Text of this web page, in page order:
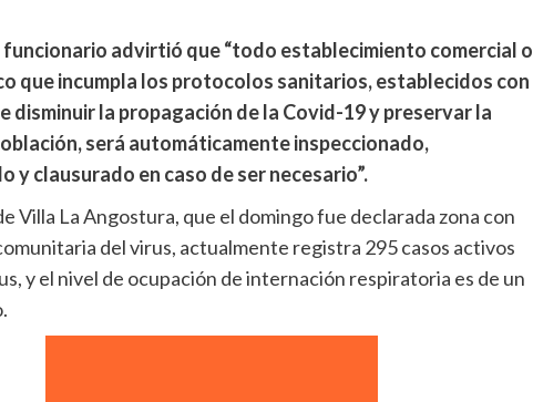
funcionario advirtió que “todo establecimiento comercial o
que incumpla los protocolos sanitarios, establecidos con
disminuir la propagación de la Covid-19 y preservar la
será automáticamente inspeccionado,
y clausurado en caso de ser necesario”.
Villa La Angostura, que el domingo fue declarada zona con
del virus, actualmente registra 295 casos activos
y el nivel de ocupación de internación respiratoria es de un